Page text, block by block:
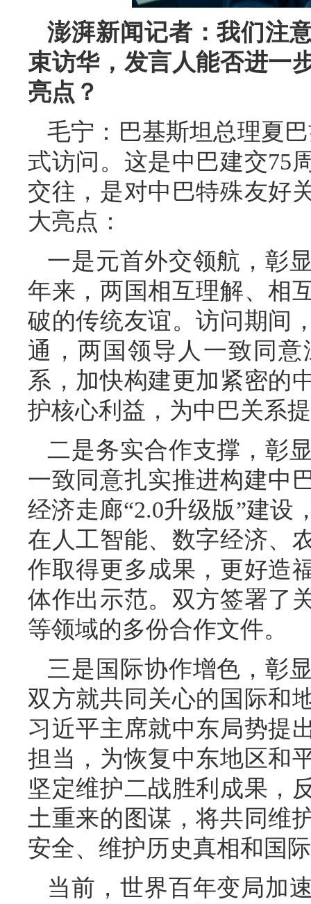
澎湃新闻记者：我们注
束访华，发言人能否进一
亮点？
毛宁：巴基斯坦总理夏
式访问。这是中巴建交75
交往，是对中巴特殊友好
大亮点：
一是元首外交领航，彰
年来，两国相互理解、相
破的传统友谊。访问期间
通，两国领导人一致同
系，加快构建更加紧密的
护核心利益，为中巴关系
二是务实合作支撑，彰
一致同意扎实推进构建中
经济走廊“2.0升级版”建设
在人工智能、数字经济、
作取得更多成果，更好造
体作出示范。双方签署了
等领域的多份合作文件。
三是国际协作增色，彰
双方就共同关心的国际和
习近平主席就中东局势提
担当，为恢复中东地区和
坚定维护二战胜利成果，
土重来的图谋，将共同维
安全、维护历史真相和国
当前，世界百年变局加